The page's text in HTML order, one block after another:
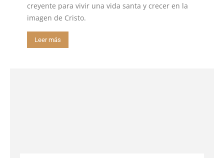
creyente para vivir una vida santa y crecer en la
imagen de Cristo.
Leer más